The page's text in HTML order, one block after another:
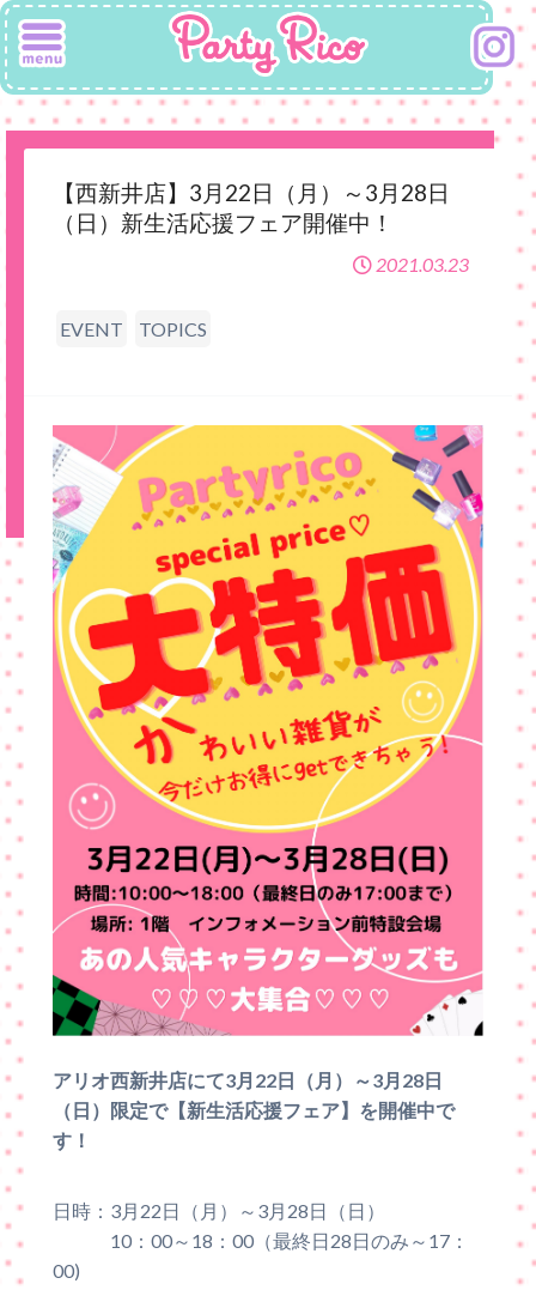
【西新井店】3月22日（月）～3月28日
（日）新生活応援フェア開催中！
2021.03.23
EVENT TOPICS
アリオ西新井店にて3月22日（月）～3月28日
（日）限定で【新生活応援フェア】を開催中で
す！
日時：3月22日（月）～3月28日（日）
10：00～18：00（最終日28日のみ～17：
00)